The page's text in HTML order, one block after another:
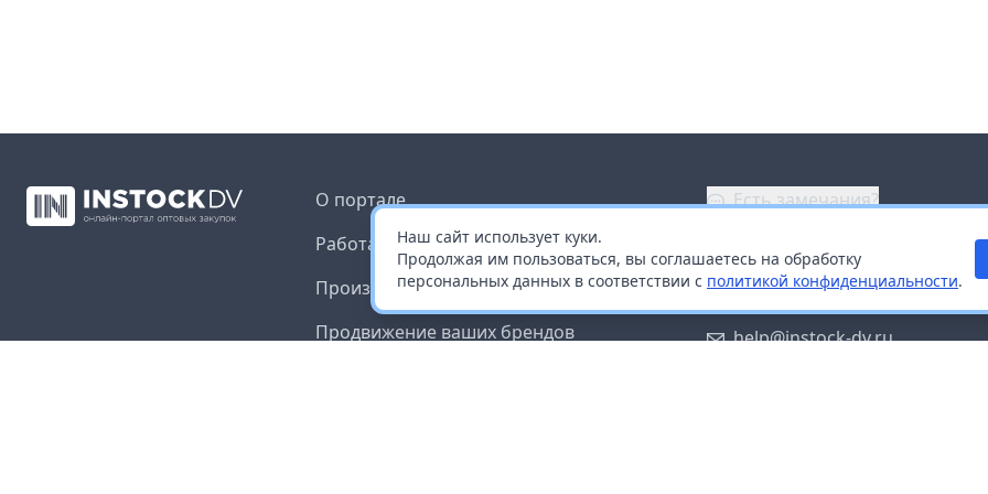
Наш сайт использует куки.
Продолжая им пользоваться, вы соглашаетесь на обработку
персональных данных в соответствии с политикой конфиденциальности.
О портале
Работа с платформой
Производителям и дистрибьюторам
Продвижение ваших брендов
Есть замечания?
Заказать звонок
help@instock-dv.ru